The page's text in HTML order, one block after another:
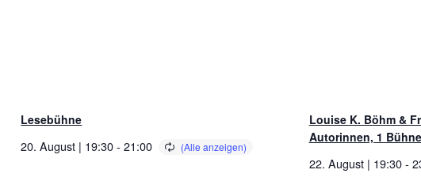
Lesebühne
20. August | 19:30 - 21:00
Louise K. Böhm &
Autorinnen, 1 Bühne
22. August | 19:30 -